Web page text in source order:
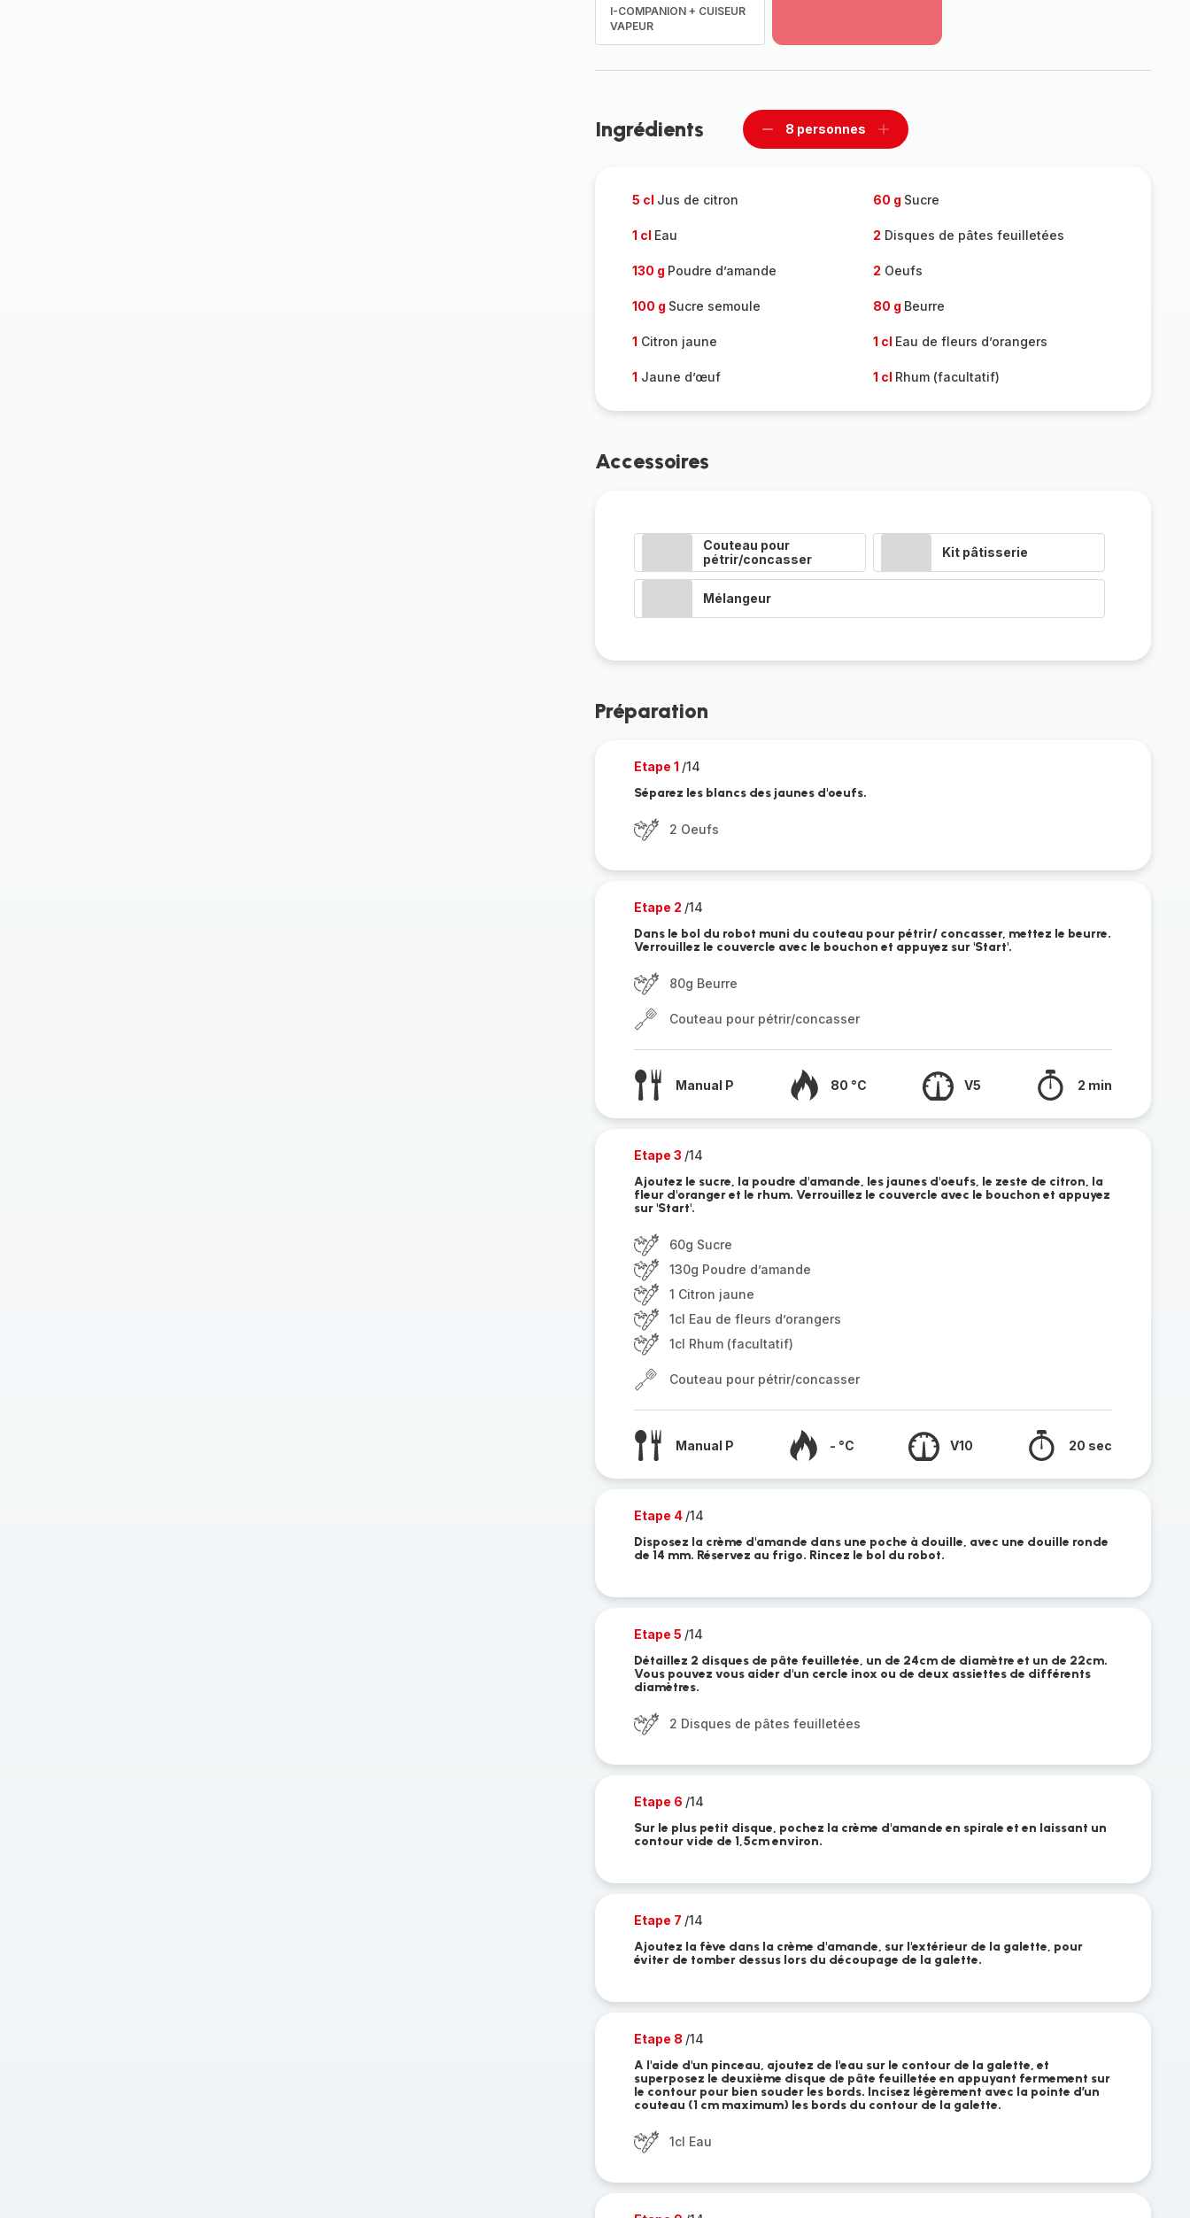
I-COMPANION + CUISEUR
VAPEUR
complète
Ingrédients
Supprimer
8 personnes
Ajouter
5 cl Jus de citron 60 g Sucre
1 cl Eau 2 Disques de pâtes feuilletées
130 g Poudre d’amande 2 Oeufs
100 g Sucre semoule 80 g Beurre
1 Citron jaune 1 cl Eau de fleurs d’orangers
1 Jaune d’œuf 1 cl Rhum (facultatif)
Accessoires
Couteau pour
pétrir/concasser
Kit pâtisserie
Mélangeur
Préparation
Etape 1 /14
Séparez les blancs des jaunes d'oeufs.
2 Oeufs
Etape 2 /14
Dans le bol du robot muni du couteau pour pétrir/ concasser, mettez le beurre.
Verrouillez le couvercle avec le bouchon et appuyez sur 'Start'.
80g Beurre
Couteau pour pétrir/concasser
Manual P 80 °C V5 2 min
Etape 3 /14
Ajoutez le sucre, la poudre d'amande, les jaunes d'oeufs, le zeste de citron, la
fleur d'oranger et le rhum. Verrouillez le couvercle avec le bouchon et appuyez
sur 'Start'.
60g Sucre
130g Poudre d’amande
1 Citron jaune
1cl Eau de fleurs d’orangers
1cl Rhum (facultatif)
Couteau pour pétrir/concasser
Manual P - °C V10 20 sec
Etape 4 /14
Disposez la crème d'amande dans une poche à douille, avec une douille ronde
de 14 mm. Réservez au frigo. Rincez le bol du robot.
Etape 5 /14
Détaillez 2 disques de pâte feuilletée, un de 24cm de diamètre et un de 22cm.
Vous pouvez vous aider d'un cercle inox ou de deux assiettes de différents
diamètres.
2 Disques de pâtes feuilletées
Etape 6 /14
Sur le plus petit disque, pochez la crème d'amande en spirale et en laissant un
contour vide de 1,5cm environ.
Etape 7 /14
Ajoutez la fève dans la crème d'amande, sur l'extérieur de la galette, pour
éviter de tomber dessus lors du découpage de la galette.
Etape 8 /14
A l'aide d'un pinceau, ajoutez de l'eau sur le contour de la galette, et
superposez le deuxième disque de pâte feuilletée en appuyant fermement sur
le contour pour bien souder les bords. Incisez légèrement avec la pointe d’un
couteau (1 cm maximum) les bords du contour de la galette.
1cl Eau